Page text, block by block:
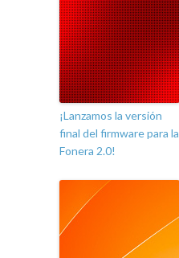
¡Lanzamos la versión
final del firmware para la
Fonera 2.0!